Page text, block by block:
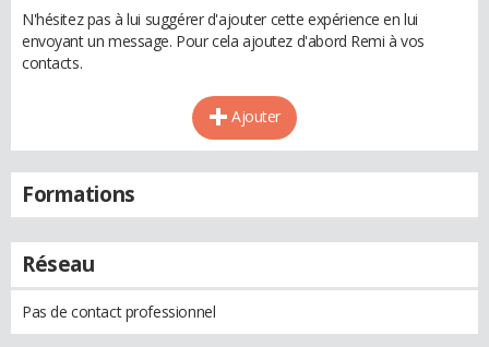
N'hésitez pas à lui suggérer d'ajouter cette expérience en lui
envoyant un message. Pour cela ajoutez d'abord Remi à vos
contacts.
Ajouter
Formations
Réseau
Pas de contact professionnel